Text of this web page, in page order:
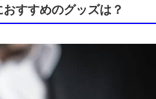
すすめのグッズは？